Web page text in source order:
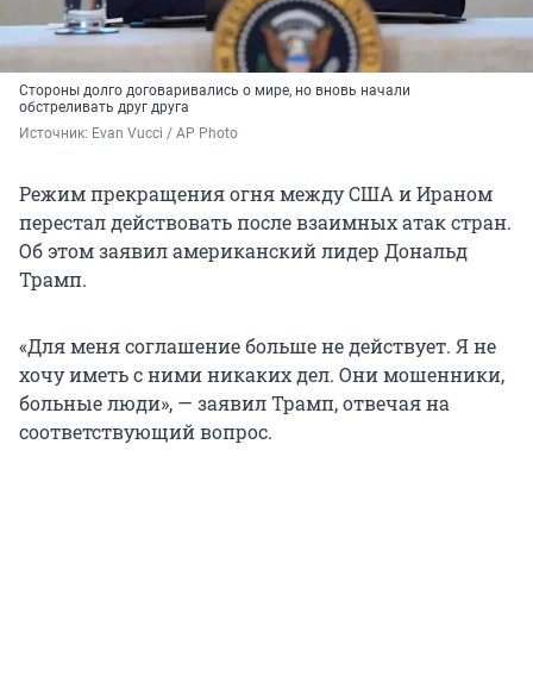
Стороны долго договаривались о мире, но вновь начали
обстреливать друг друга
Источник: Evan Vucci / AP Photo
Режим прекращения огня между США и Ираном
перестал действовать после взаимных атак стран.
Об этом заявил американский лидер Дональд
Трамп.
«Для меня соглашение больше не действует. Я не
хочу иметь с ними никаких дел. Они мошенники,
больные люди», — заявил Трамп, отвечая на
соответствующий вопрос.